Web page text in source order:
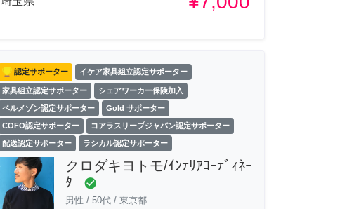
認定サポーター イケア家具組立認定サポーター
家具組立認定サポーター シェアワーカー保険加入
ベルメゾン認定サポーター Gold サポーター
COFO認定サポーター コアラスリープジャパン認定サポーター
配送認定サポーター ラシカル認定サポーター
クロダキヨトモ/ｲﾝﾃﾘｱｺｰﾃﾞｨﾈｰ
ﾀｰ check_circle
男性 / 50代/ 東京都